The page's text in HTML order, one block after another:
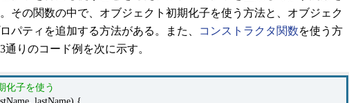
その関数の中で、オブジェクト初期化子を使う方法と、オブジェク
パティを追加する方法がある。また、
コンストラクタ関数を使う方
りのコード例を次に示す。
化子を使う